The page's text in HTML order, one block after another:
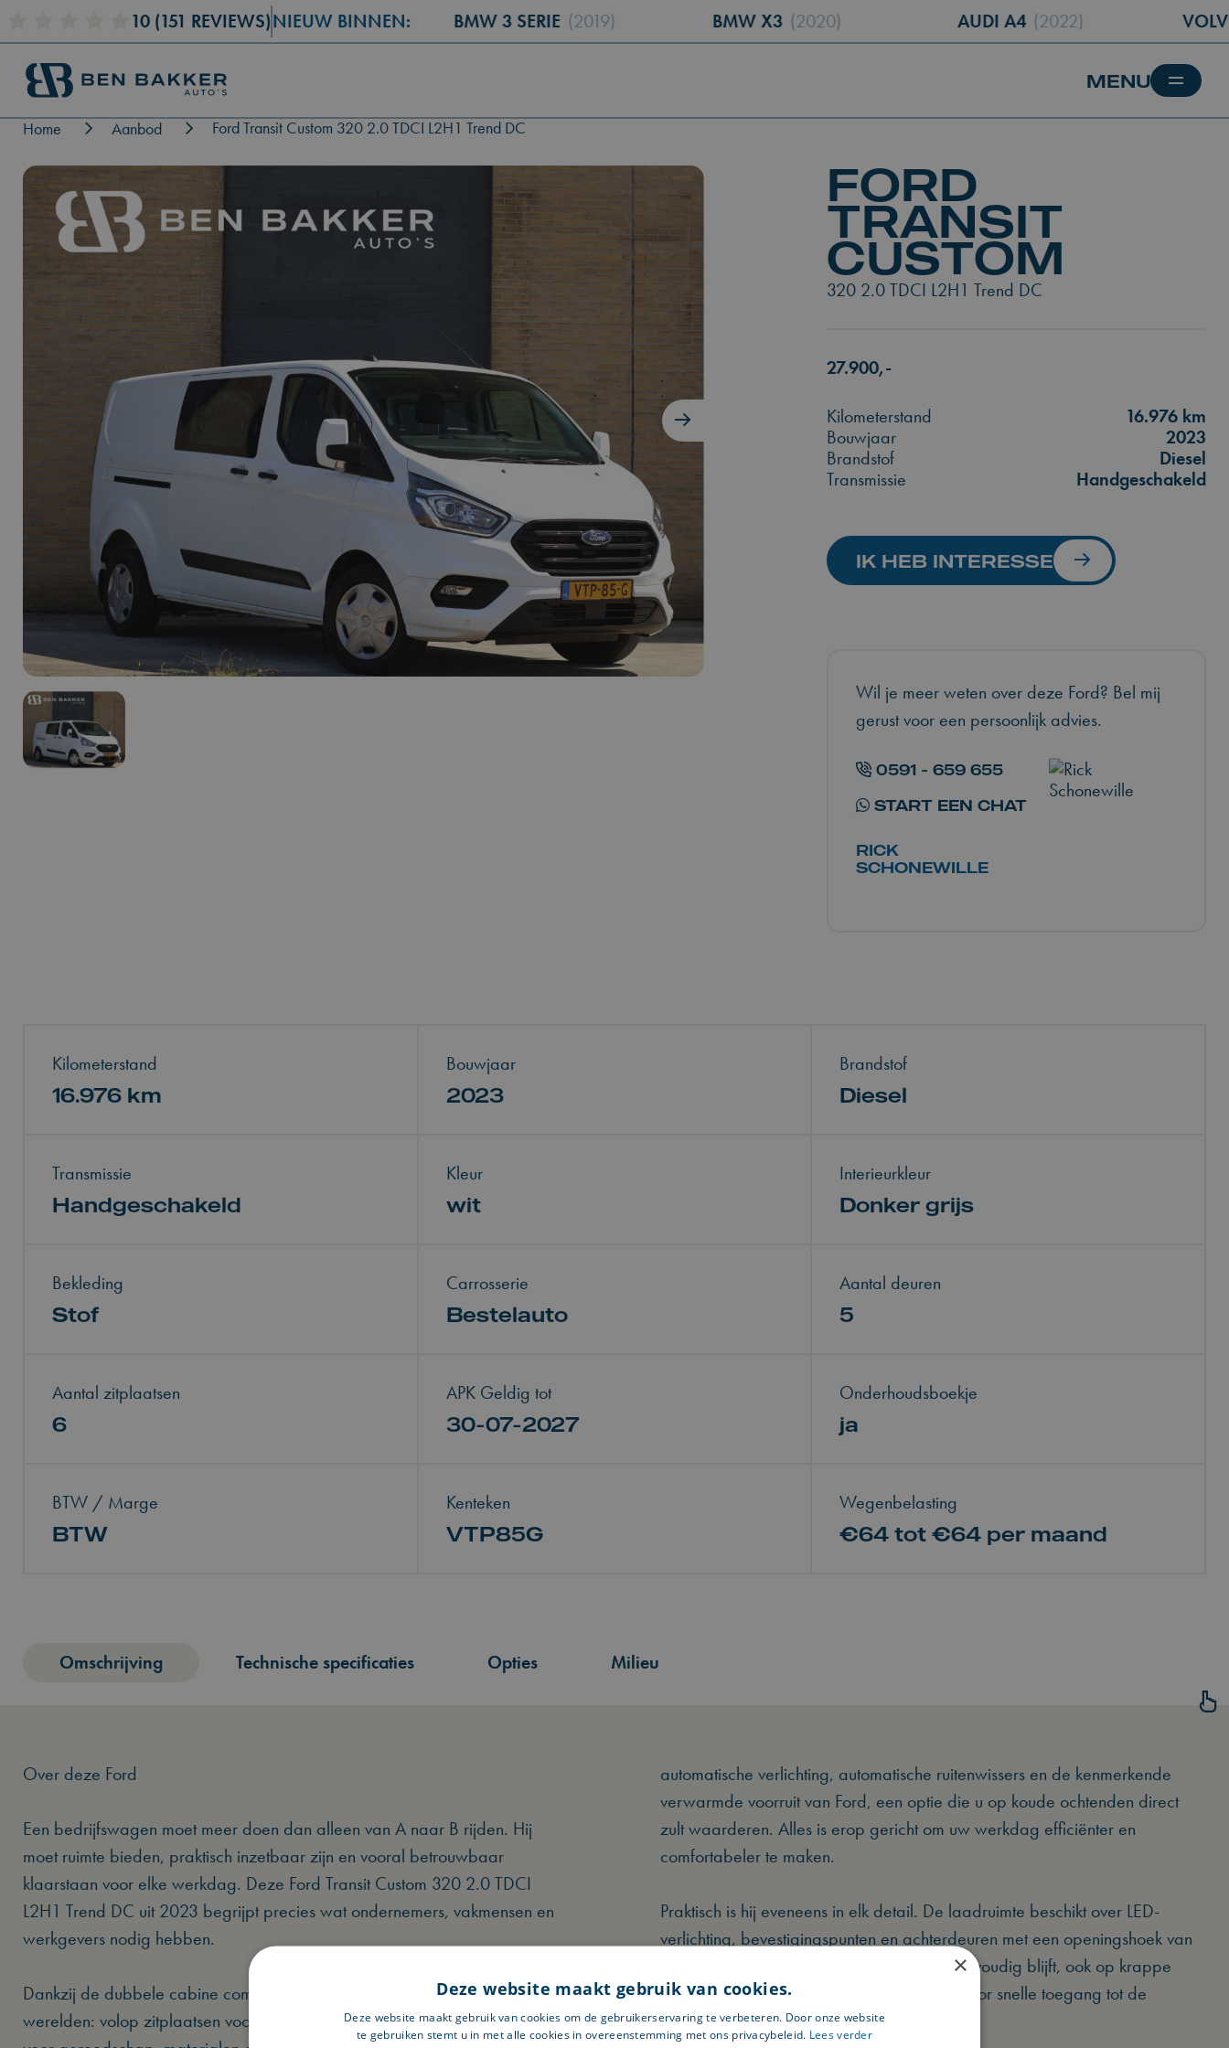
10 (151 REVIEWS)NIEUW BINNEN:
RENAULT CLIO (2019) BMW 3 SERIE (2019) BMW X3 (2020) AUDI A4 (2022) VOLVO XC60
Home Aanbod Ford Transit Custom 320 2.0 TDCI L2H1 Trend DC
FORD
TRANSIT
CUSTOM
320 2.0 TDCI L2H1 Trend DC
27.900,-
Kilometerstand
16.976 km
Bouwjaar
2023
Brandstof
Diesel
Transmissie
Handgeschakeld
IK HEB INTERESSE
Wil je meer weten over deze Ford? Bel mij
gerust voor een persoonlijk advies.
0591 - 659 655
START EEN CHAT
RICK
SCHONEWILLE
Kilometerstand
16.976 km
Bouwjaar
2023
Brandstof
Diesel
Transmissie
Handgeschakeld
Kleur
wit
Interieurkleur
Donker grijs
Bekleding
Stof
Carrosserie
Bestelauto
Aantal deuren
5
Aantal zitplaatsen
6
APK Geldig tot
30-07-2027
Onderhoudsboekje
ja
BTW / Marge
BTW
Kenteken
VTP85G
Wegenbelasting
€64 tot €64 per maand
Omschrijving Technische specificaties Opties Milieu
Over deze Ford
Een bedrijfswagen moet meer doen dan alleen van A naar B rijden. Hij
moet ruimte bieden, praktisch inzetbaar zijn en vooral betrouwbaar
klaarstaan voor elke werkdag. Deze Ford Transit Custom 320 2.0 TDCI
L2H1 Trend DC uit 2023 begrijpt precies wat ondernemers, vakmensen en
werkgevers nodig hebben.
Dankzij de dubbele cabine combineert deze Transit het beste van twee
werelden: volop zitplaatsen voor uw personeel én een ruime laadruimte
automatische verlichting, automatische ruitenwissers en de kenmerkende
verwarmde voorruit van Ford, een optie die u op koude ochtenden direct
zult waarderen. Alles is erop gericht om uw werkdag efficiënter en
comfortabeler te maken.
Praktisch is hij eveneens in elk detail. De laadruimte beschikt over LED-
verlichting, bevestigingspunten en achterdeuren met een openingshoek van
180 graden, waardoor laden en lossen eenvoudig blijft, ook op krappe
locaties. De zijschuifdeur zorgt daarnaast voor snelle toegang tot de
laadruimte wanneer elke minuut telt.
×
Deze website maakt gebruik van cookies.
Deze website maakt gebruik van cookies om de gebruikerservaring te verbeteren. Door onze website
te gebruiken stemt u in met alle cookies in overeenstemming met ons privacybeleid. Lees verder